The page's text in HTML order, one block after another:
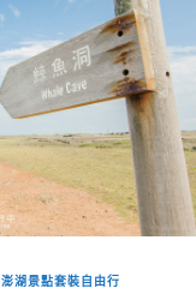
澎湖景點套裝自由行